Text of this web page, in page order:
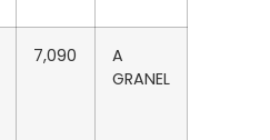
7,090
A
GRANEL